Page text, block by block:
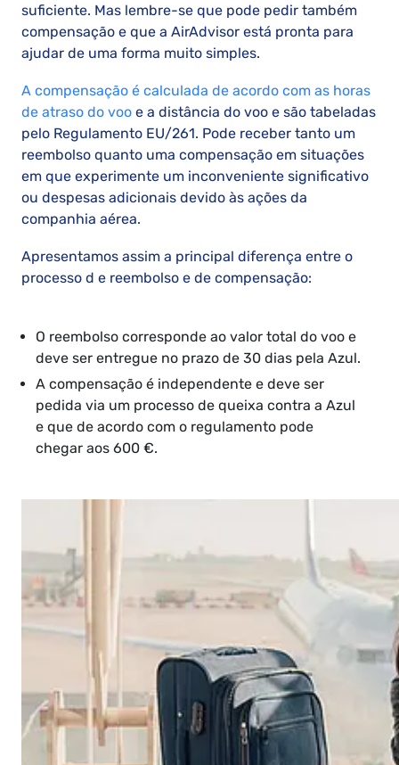
suficiente. Mas lembre-se que pode pedir também
compensação e que a AirAdvisor está pronta para
ajudar de uma forma muito simples.
A compensação é calculada de acordo com as horas
de atraso do voo e a distância do voo e são tabeladas
pelo Regulamento EU/261. Pode receber tanto um
reembolso quanto uma compensação em situações
em que experimente um inconveniente significativo
ou despesas adicionais devido às ações da
companhia aérea.
Apresentamos assim a principal diferença entre o
processo d e reembolso e de compensação:
O reembolso corresponde ao valor total do voo e
deve ser entregue no prazo de 30 dias pela Azul.
A compensação é independente e deve ser
pedida via um processo de queixa contra a Azul
e que de acordo com o regulamento pode
chegar aos 600 €.